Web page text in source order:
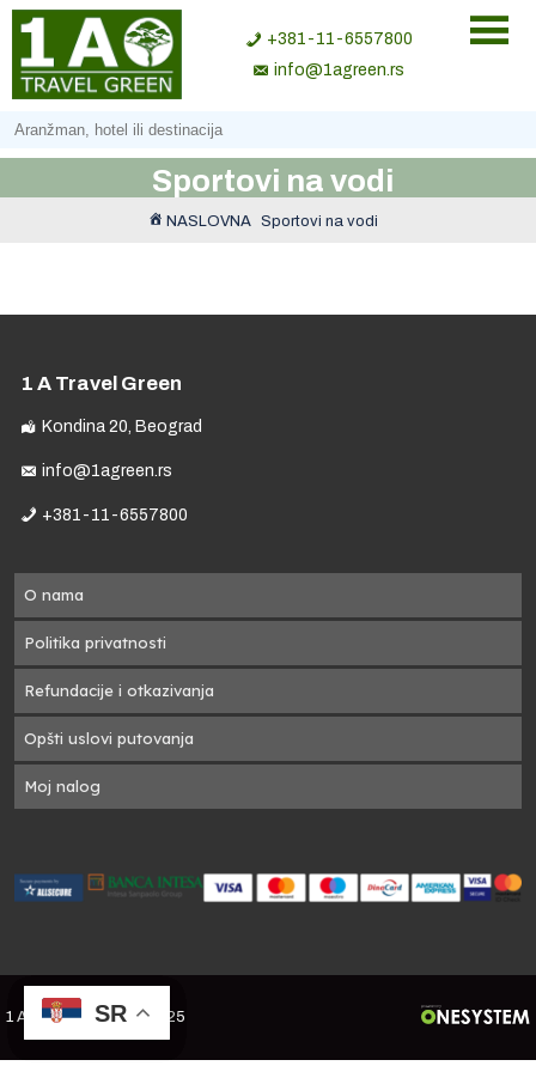
+381-11-6557800
info@1agreen.rs
Sportovi na vodi
NASLOVNA Sportovi na vodi
1 A Travel Green
Kondina 20, Beograd
info@1agreen.rs
+381-11-6557800
O nama
Politika privatnosti
Refundacije i otkazivanja
Opšti uslovi putovanja
Moj nalog
1 A Travel Green - ©2025
SR
SR
SR
SR